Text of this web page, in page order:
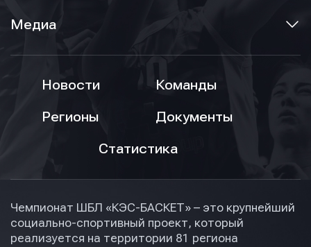
Медиа
Новости
Команды
Регионы
Документы
Статистика
Чемпионат ШБЛ «КЭС-БАСКЕТ» – это крупнейший
социально-спортивный проект, который
реализуется на территории 81 региона